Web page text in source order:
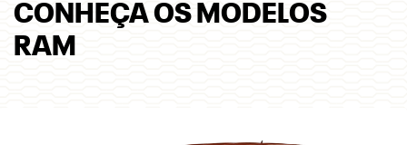
CONHEÇA OS MODELOS
RAM